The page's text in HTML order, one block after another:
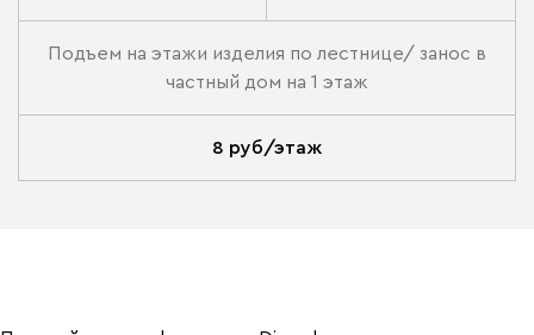
Подъем на этажи изделия по лестнице/ занос в
частный дом на 1 этаж
8 руб/этаж